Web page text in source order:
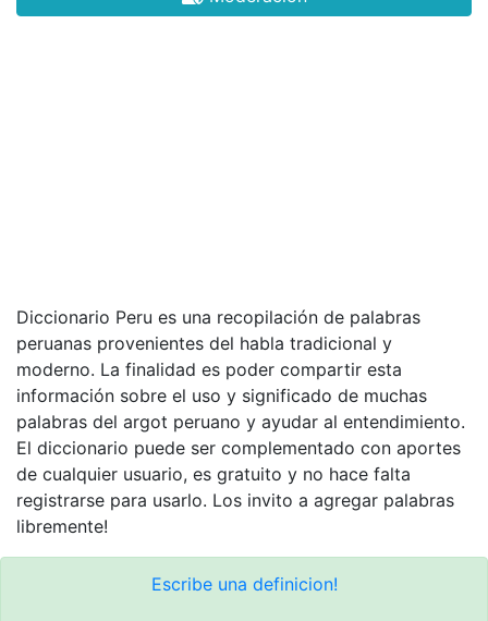
Diccionario Peru es una recopilación de palabras
peruanas provenientes del habla tradicional y
moderno. La finalidad es poder compartir esta
información sobre el uso y significado de muchas
palabras del argot peruano y ayudar al entendimiento.
El diccionario puede ser complementado con aportes
de cualquier usuario, es gratuito y no hace falta
registrarse para usarlo. Los invito a agregar palabras
libremente!
Escribe una definicion!